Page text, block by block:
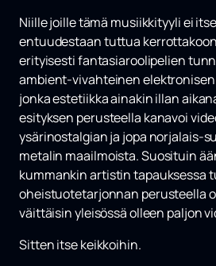
Niille joille tämä musiikkityyli ei
entuudestaan tuttua
erityisesti fantasiaroolipelien
ambient-vivahteinen
jonka estetiikka ainakin illan
esityksen perusteella kanavoi
ysärinostalgian ja jopa norjalais-
metalin maailmoista. Suosituin
kummankin artistin tapauksessa
oheistuotetarjonnan perusteella
väittäisin yleisössä olleen paljon
Sitten itse keikkoihin.